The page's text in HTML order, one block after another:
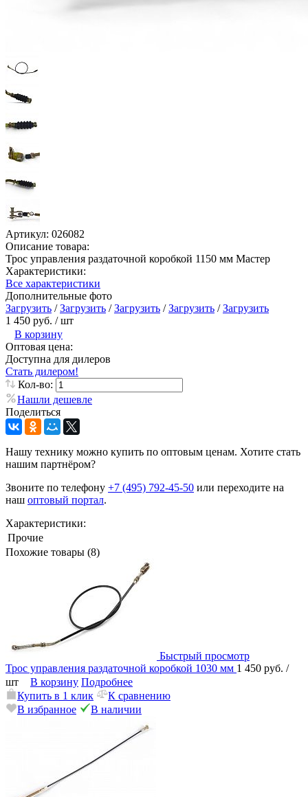
Артикул: 026082
Описание товара:
Трос управления раздаточной коробкой 1150 мм Мастер
Характеристики:
Все характеристики
Дополнительные фото
Загрузить /Загрузить /Загрузить /Загрузить /Загрузить
1 450 руб. / шт
В корзину
Оптовая цена:
Доступна для дилеров
Стать дилером!
Кол-во:
Нашли дешевле
Поделиться
Нашу технику можно купить по оптовым ценам. Хотите стать
нашим партнёром?
Звоните по телефону +7 (495) 792-45-50 или переходите на
наш оптовый портал.
Характеристики:
Прочие
Похожие товары (8)
Быстрый просмотр
Трос управления раздаточной коробкой 1030 мм 1 450 руб. /
шт
В корзину Подробнее
Купить в 1 клик
К сравнению
В избранное
В наличии